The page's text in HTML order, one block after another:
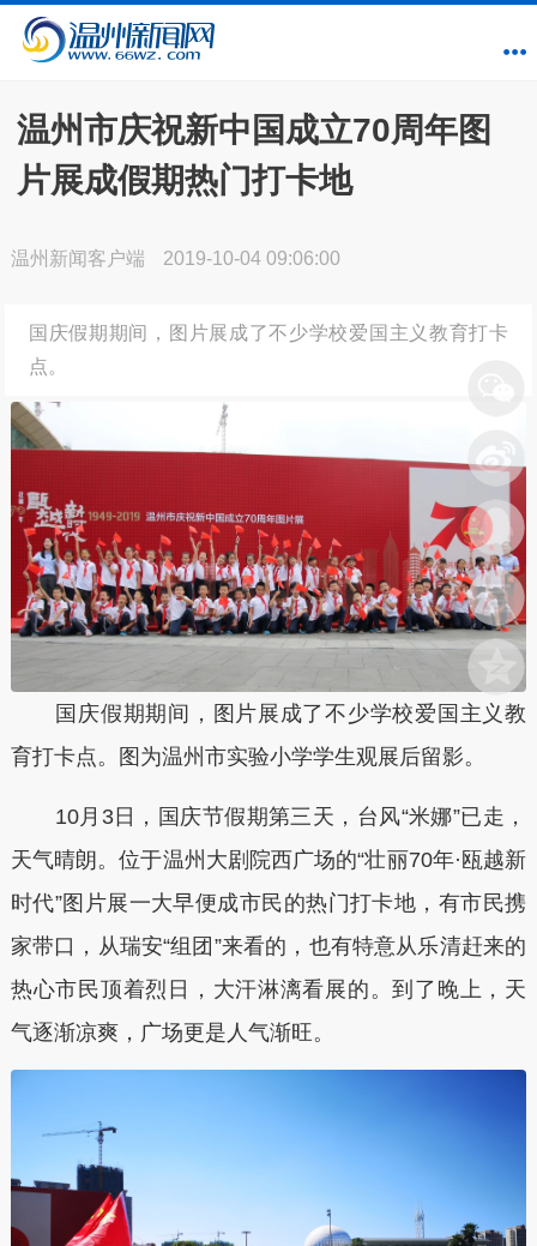
温州市庆祝新中国成立70周年图
片展成假期热门打卡地
温州新闻客户端 2019-10-04 09:06:00
国庆假期期间，图片展成了不少学校爱国主义教育打卡
点。
国庆假期期间，图片展成了不少学校爱国主义教
育打卡点。图为温州市实验小学学生观展后留影。
10月3日，国庆节假期第三天，台风“米娜”已走，
天气晴朗。位于温州大剧院西广场的“壮丽70年·瓯越新
时代”图片展一大早便成市民的热门打卡地，有市民携
家带口，从瑞安“组团”来看的，也有特意从乐清赶来的
热心市民顶着烈日，大汗淋漓看展的。到了晚上，天
气逐渐凉爽，广场更是人气渐旺。